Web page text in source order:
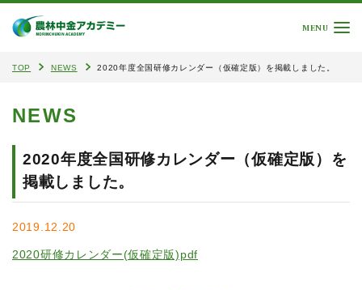
MENU
TOP NEWS 2020年度全国研修カレンダー（仮確定版）を掲載しました。
NEWS
2020年度全国研修カレンダー（仮確定版）を
掲載しました。
2019.12.20
2020研修カレンダー(仮確定版)pdf